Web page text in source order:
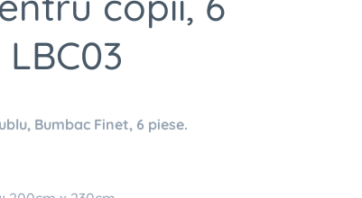
Bumbac Finet, 6 piese.